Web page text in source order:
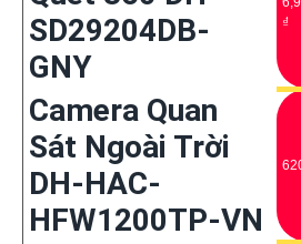
SD29204DB-
GNY
₫
Camera Quan
Sát Ngoài Trời
DH-HAC-
HFW1200TP-VN